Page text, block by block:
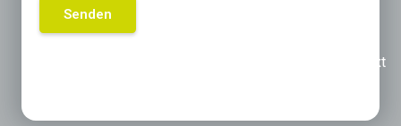
Next